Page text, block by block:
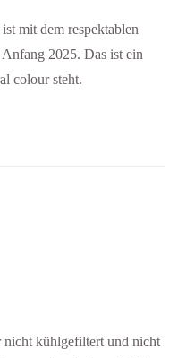
mit dem respektablen
2025. Das ist ein
colour steht.
nicht kühlgefiltert und nicht